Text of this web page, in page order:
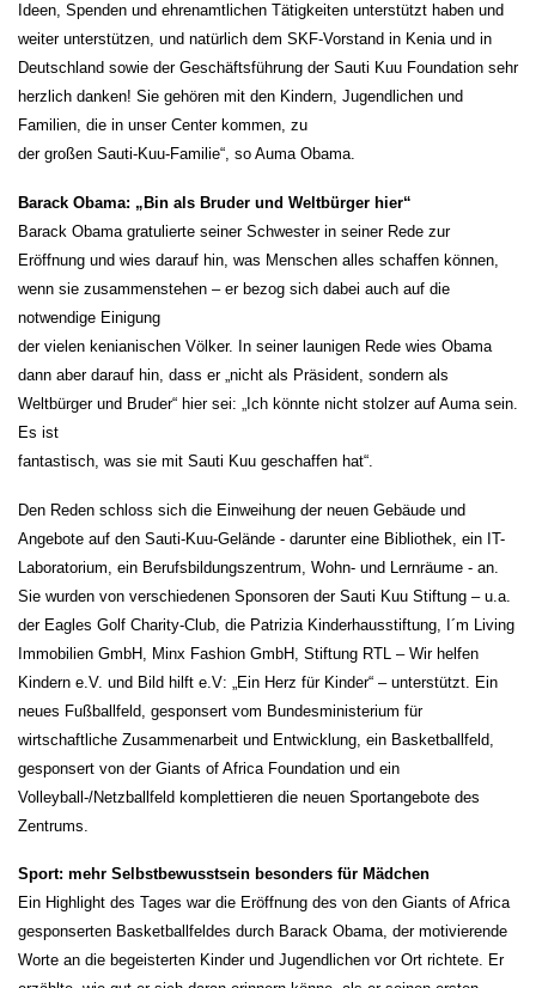
Ideen, Spenden und ehrenamtlichen Tätigkeiten unterstützt haben und
weiter unterstützen, und natürlich dem SKF-Vorstand in Kenia und in
Deutschland sowie der Geschäftsführung der Sauti Kuu Foundation sehr
herzlich danken! Sie gehören mit den Kindern, Jugendlichen und
Familien, die in unser Center kommen, zu
der großen Sauti-Kuu-Familie“, so Auma Obama.
Barack Obama: „Bin als Bruder und Weltbürger hier“
Barack Obama gratulierte seiner Schwester in seiner Rede zur
Eröffnung und wies darauf hin, was Menschen alles schaffen können,
wenn sie zusammenstehen – er bezog sich dabei auch auf die
notwendige Einigung
der vielen kenianischen Völker. In seiner launigen Rede wies Obama
dann aber darauf hin, dass er „nicht als Präsident, sondern als
Weltbürger und Bruder“ hier sei: „Ich könnte nicht stolzer auf Auma sein.
Es ist
fantastisch, was sie mit Sauti Kuu geschaffen hat“.
Den Reden schloss sich die Einweihung der neuen Gebäude und
Angebote auf den Sauti-Kuu-Gelände - darunter eine Bibliothek, ein IT-
Laboratorium, ein Berufsbildungszentrum, Wohn- und Lernräume - an.
Sie wurden von verschiedenen Sponsoren der Sauti Kuu Stiftung – u.a.
der Eagles Golf Charity-Club, die Patrizia Kinderhausstiftung, I´m Living
Immobilien GmbH, Minx Fashion GmbH, Stiftung RTL – Wir helfen
Kindern e.V. und Bild hilft e.V: „Ein Herz für Kinder“ – unterstützt. Ein
neues Fußballfeld, gesponsert vom Bundesministerium für
wirtschaftliche Zusammenarbeit und Entwicklung, ein Basketballfeld,
gesponsert von der Giants of Africa Foundation und ein
Volleyball-/Netzballfeld komplettieren die neuen Sportangebote des
Zentrums.
Sport: mehr Selbstbewusstsein besonders für Mädchen
Ein Highlight des Tages war die Eröffnung des von den Giants of Africa
gesponserten Basketballfeldes durch Barack Obama, der motivierende
Worte an die begeisterten Kinder und Jugendlichen vor Ort richtete. Er